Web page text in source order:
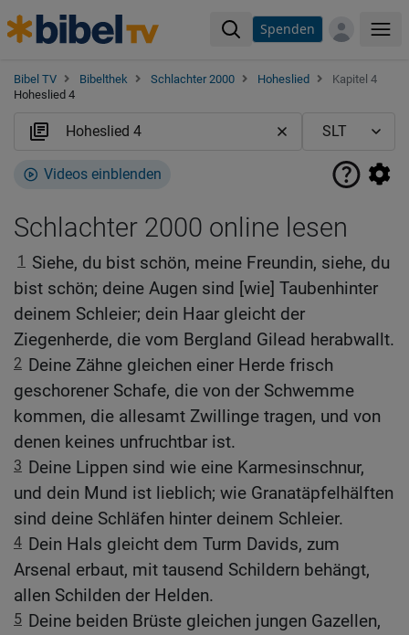
Spenden
Bibel TV Bibelthek Schlachter 2000 Hoheslied
Kapitel 4
Hoheslied 4
Videos einblenden
Schlachter 2000 online lesen
1 Siehe, du bist schön, meine Freundin, siehe, du
bist schön; deine Augen sind [wie] Taubenhinter
deinem Schleier; dein Haar gleicht der
Ziegenherde, die vom Bergland Gilead herabwallt.
2 Deine Zähne gleichen einer Herde frisch
geschorener Schafe, die von der Schwemme
kommen, die allesamt Zwillinge tragen, und von
denen keines unfruchtbar ist.
3 Deine Lippen sind wie eine Karmesinschnur,
und dein Mund ist lieblich; wie Granatäpfelhälften
sind deine Schläfen hinter deinem Schleier.
4 Dein Hals gleicht dem Turm Davids, zum
Arsenal erbaut, mit tausend Schildern behängt,
allen Schilden der Helden.
5 Deine beiden Brüste gleichen jungen Gazellen,